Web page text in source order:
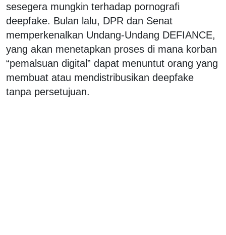
sesegera mungkin terhadap pornografi
deepfake. Bulan lalu, DPR dan Senat
memperkenalkan Undang-Undang DEFIANCE,
yang akan menetapkan proses di mana korban
“pemalsuan digital” dapat menuntut orang yang
membuat atau mendistribusikan deepfake
tanpa persetujuan.